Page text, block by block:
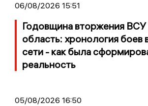
06/08/2026 15:51
Годовщина вторжения ВСУ
область: хронология боев
сети - как была
реальность
05/08/2026 16:50